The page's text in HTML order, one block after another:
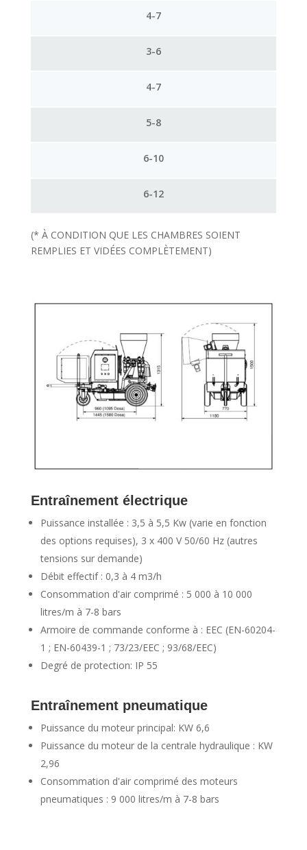
4-7
3-6
4-7
5-8
6-10
6-12
(* À CONDITION QUE LES CHAMBRES SOIENT
REMPLIES ET VIDÉES COMPLÈTEMENT)
Entraînement électrique
Puissance installée : 3,5 à 5,5 Kw (varie en fonction
des options requises), 3 x 400 V 50/60 Hz (autres
tensions sur demande)
Débit effectif : 0,3 à 4 m3/h
Consommation d'air comprimé : 5 000 à 10 000
litres/m à 7-8 bars
Armoire de commande conforme à : EEC (EN-60204-
1 ; EN-60439-1 ; 73/23/EEC ; 93/68/EEC)
Degré de protection: IP 55
Entraînement pneumatique
Puissance du moteur principal: KW 6,6
Puissance du moteur de la centrale hydraulique : KW
2,96
Consommation d'air comprimé des moteurs
pneumatiques : 9 000 litres/m à 7-8 bars